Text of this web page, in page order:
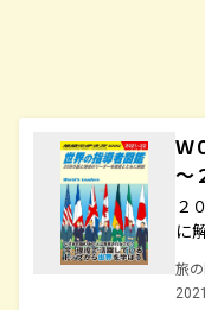
Ｗ
～
２
に
旅